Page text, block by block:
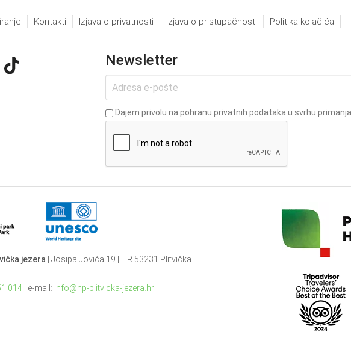
Kontakti Izjava o privatnosti Izjava o pristupačnosti Politika kolačića
Newsletter
Dajem privolu na pohranu privatnih podataka u svrhu
jezera| Josipa Jovića 19 | HR 53231 Plitvička
014| e-mail: info@np-plitvicka-jezera.hr